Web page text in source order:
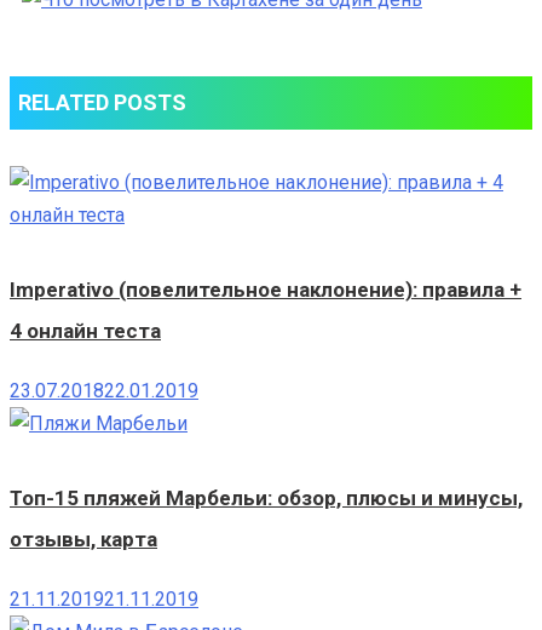
посмотреть
Картахене
день
RELATED POSTS
Imperativo (повелительное наклонение): правила +
4 онлайн теста
23.07.201822.01.2019
Топ-15 пляжей Марбельи: обзор, плюсы и минусы,
отзывы, карта
21.11.201921.11.2019